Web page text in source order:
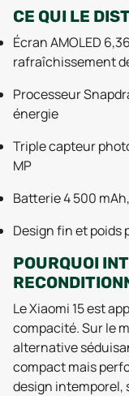
CE QUI LE
Écran AMOLED
rafraîchissement
Processeur
énergie
Triple capteur
MP
Batterie 4 500
Design fin et poids
POURQUOI
Le Xiaomi 15 est
compacité. Sur le
alternative
compact mais
design intemporel,